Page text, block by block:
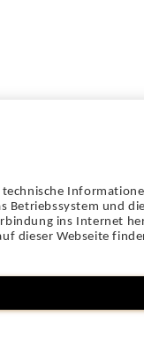
technische
Betriebssystem und
ins Internet
dieser Webseite